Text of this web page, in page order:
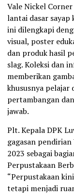
Vale Nickel
lantai dasar sayap
ini dilengkapi
visual, poster
dan produk hasil
slag. Koleksi dan
memberikan
khususnya pelajar
pertambangan
jawab.
Plt. Kepala DPK
gagasan
2023 sebagai
Perpustakaan
“Perpustakaan
tetapi menjadi